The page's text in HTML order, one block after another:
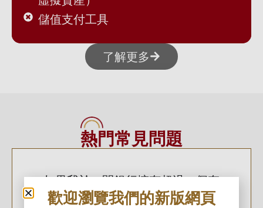
儲值支付工具
了解更多
熱門常見問題
如果我於一間銀行擁有超過一個存
款戶口，我是否可獲得多於80萬港
歡迎瀏覽我們的新版網頁